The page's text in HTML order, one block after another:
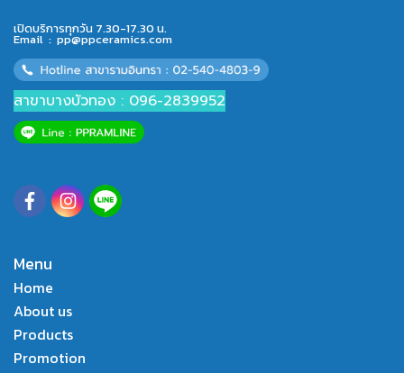
เปิดบริการทุกวัน 7.30-17.30 น.
Email : pp@ppceramics.com
สาขาบางบัวทอง : 096-2839952
Menu
Home
About us
Products
Promotion